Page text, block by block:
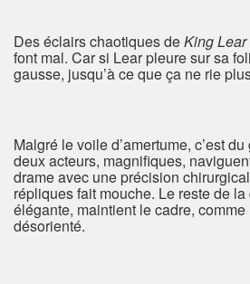
Des éclairs chaotiques deKing Lear
font mal. Car si Lear pleure sur sa
gausse, jusqu’à ce que ça ne rie
Malgré le voile d’amertume, c’est
deux acteurs, magnifiques,
drame avec une précision
répliques fait mouche. Le reste de
élégante, maintient le cadre,
désorienté.